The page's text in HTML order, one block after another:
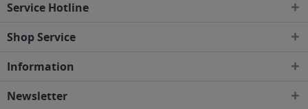
Service Hotline
Shop Service
Information
Newsletter